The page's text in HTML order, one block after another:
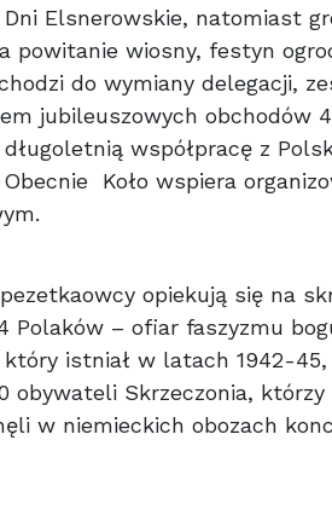
Elsnerowskie, natomiast
powitanie wiosny, festyn
do wymiany delegacji,
jubileuszowych obchodów
długoletnią współpracę z
Koło wspiera
opiekują się na
Polaków – ofiar faszyzmu
który istniał w latach 1942-
obywateli Skrzeczonia,
w niemieckich obozach